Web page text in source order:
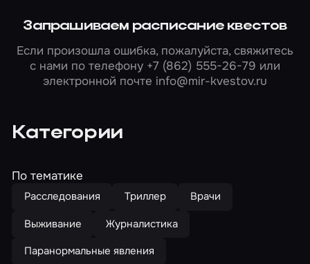
Запрашиваем расписание квестов
Если произошла ошибка, пожалуйста, свяжитесь
с нами по телефону +7 (862) 555-26-79 или
электронной почте info@mir-kvestov.ru
Категории
По тематике
Расследования Триллер
Врачи
Выживание
Журналистика
Паранормальные явления